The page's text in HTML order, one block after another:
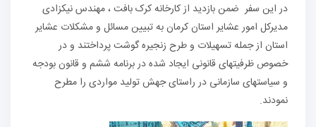
در این سفر ضمن بازدید از کارخانه کرک بافت ، مهندس نیکزادی
مدیرکل امور عشایر استان کرمان به تبیین مسائل و مشکلات عشایر
استان از جمله تسهیلات و طرح زنجیره گوشت پرداختند و در
خصوص ظرفیتهای قانونی ایجاد شده در برنامه ششم و قانون بودجه
و سیاستهای سازمانی در راستای جهش تولید مواردی را مطرح
نمودند.